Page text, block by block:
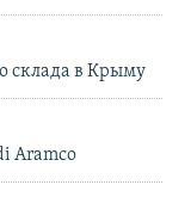
склада в Крыму
Aramco